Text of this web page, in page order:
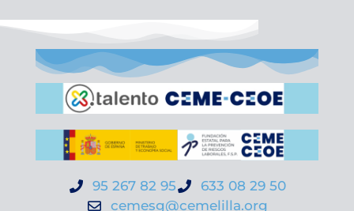
95 267 82 95
633 08 29 50
cemesg@cemelilla.org